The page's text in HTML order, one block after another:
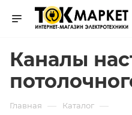
Каналы
Главная — Каталог —